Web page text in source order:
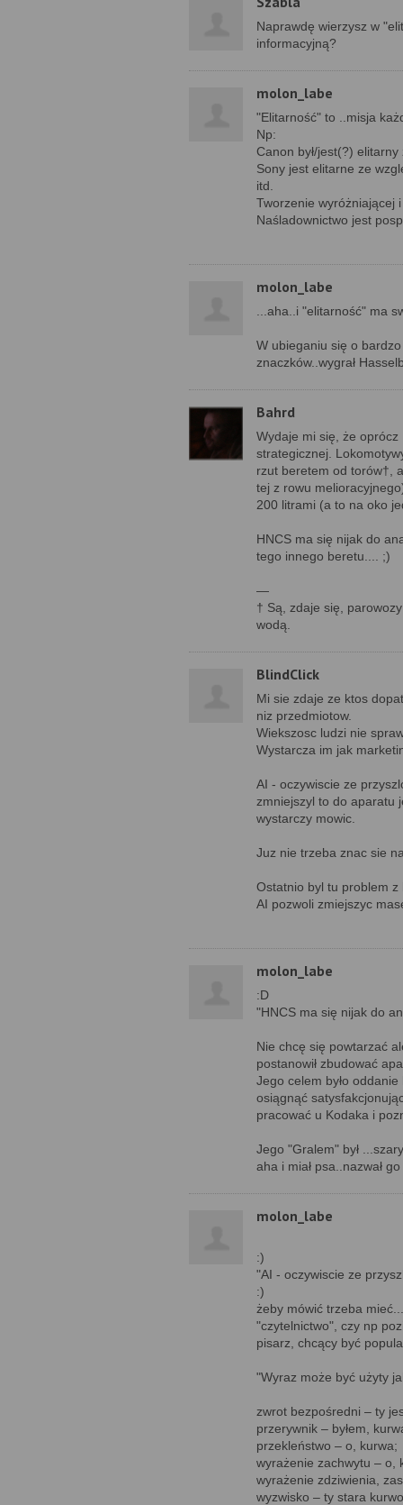
Naprawdę wierzysz w
informacyjną?
molon_labe
"Elitarność" to ..misja
Np:
Canon był/jest(?)
Sony jest elitarne ze
itd.
Tworzenie wyróżniającej
Naśladownictwo jest
molon_labe
...aha..i "elitarność" ma
W ubieganiu się o
znaczków..wygrał
Bahrd
Wydaje mi się, że
strategicznej.
rzut beretem od torów†,
tej z rowu
200 litrami (a to na oko
HNCS ma się nijak do
tego innego beretu.... ;)
—
† Są, zdaje się,
wodą.
BlindClick
Mi sie zdaje ze ktos
niz przedmiotow.
Wiekszosc ludzi nie
Wystarcza im jak
AI - oczywiscie ze
zmniejszyl to do aparatu
wystarczy mowic.
Juz nie trzeba znac sie
Ostatnio byl tu problem
AI pozwoli zmiejszyc
molon_labe
:D
"HNCS ma się nijak do
Nie chcę się powtarzać
postanowił zbudować
Jego celem było
osiągnąć
pracować u Kodaka i
Jego "Gralem" był
aha i miał psa..nazwał
molon_labe
:)
"AI - oczywiscie ze
:)
żeby mówić trzeba
"czytelnictwo", czy np
pisarz, chcący być
"Wyraz może być użyty
zwrot bezpośredni – ty
przerywnik – byłem,
przekleństwo – o, kurwa;
wyrażenie zachwytu – o,
wyrażenie zdziwienia,
wyzwisko – ty stara